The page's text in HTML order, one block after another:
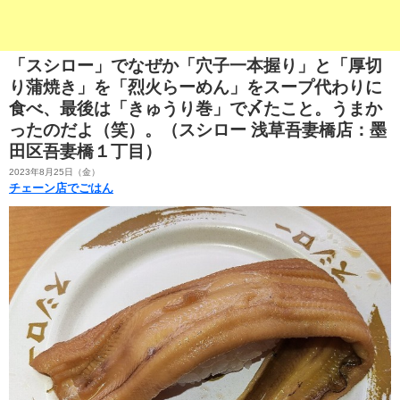
「スシロー」でなぜか「穴子一本握り」と「厚切
り蒲焼き」を「烈火らーめん」をスープ代わりに
食べ、最後は「きゅうり巻」で〆たこと。うまか
ったのだよ（笑）。（スシロー 浅草吾妻橋店：墨
田区吾妻橋１丁目）
2023年8月25日（金）
チェーン店でごはん